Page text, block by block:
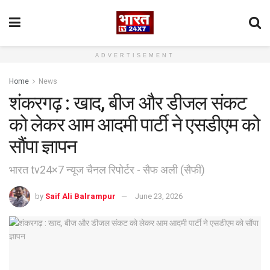
ADVERTISEMENT
Home News
शंकरगढ़ : खाद, बीज और डीजल संकट
को लेकर आम आदमी पार्टी ने एसडीएम को
सौंपा ज्ञापन
भारत tv24×7 न्यूज चैनल रिपोर्टर - सैफ अली (सैफी)
by Saif Ali Balrampur June 23, 2026